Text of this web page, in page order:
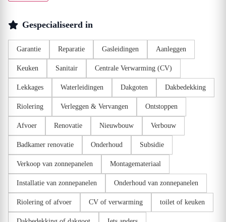
Gespecialiseerd in
Garantie Reparatie Gasleidingen Aanleggen
Keuken Sanitair Centrale Verwarming (CV)
Lekkages Waterleidingen Dakgoten Dakbedekking
Riolering Verleggen & Vervangen Ontstoppen
Afvoer Renovatie Nieuwbouw Verbouw
Badkamer renovatie Onderhoud Subsidie
Verkoop van zonnepanelen Montagemateriaal
Installatie van zonnepanelen Onderhoud van zonnepanelen
Riolering of afvoer CV of verwarming toilet of keuken